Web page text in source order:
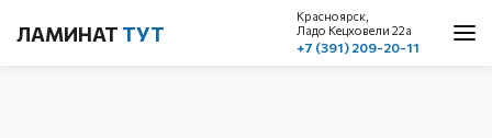
ЛАМИНАТ ТУТ
Красноярск,
Ладо Кецховели 22a
+7 (391) 209-20-11